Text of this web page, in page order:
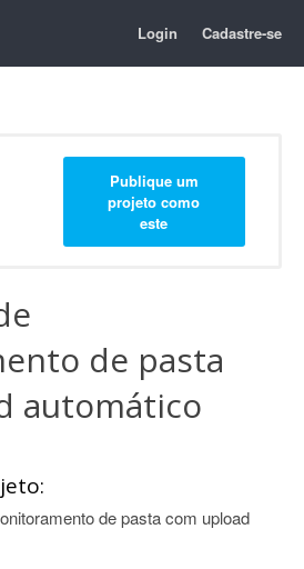
Login Cadastre-se
Publique um
projeto como
este
de pasta
automático
de pasta com upload